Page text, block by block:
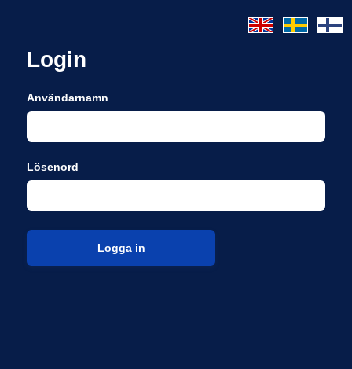
Login
Användarnamn
Lösenord